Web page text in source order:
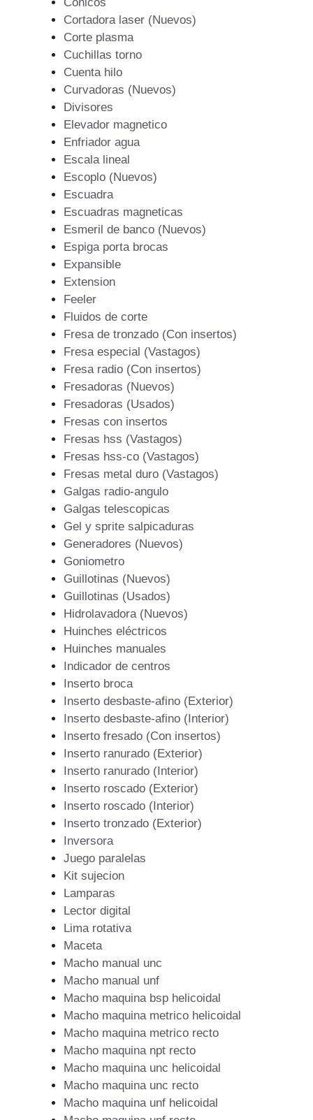
Cortadora laser (Nuevos)
Corte plasma
Cuchillas torno
Cuenta hilo
Curvadoras (Nuevos)
Divisores
Elevador magnetico
Enfriador agua
Escala lineal
Escoplo (Nuevos)
Escuadra
Escuadras magneticas
Esmeril de banco (Nuevos)
Espiga porta brocas
Expansible
Extension
Feeler
Fluidos de corte
Fresa de tronzado (Con insertos)
Fresa especial (Vastagos)
Fresa radio (Con insertos)
Fresadoras (Nuevos)
Fresadoras (Usados)
Fresas con insertos
Fresas hss (Vastagos)
Fresas hss-co (Vastagos)
Fresas metal duro (Vastagos)
Galgas radio-angulo
Galgas telescopicas
Gel y sprite salpicaduras
Generadores (Nuevos)
Goniometro
Guillotinas (Nuevos)
Guillotinas (Usados)
Hidrolavadora (Nuevos)
Huinches eléctricos
Huinches manuales
Indicador de centros
Inserto broca
Inserto desbaste-afino (Exterior)
Inserto desbaste-afino (Interior)
Inserto fresado (Con insertos)
Inserto ranurado (Exterior)
Inserto ranurado (Interior)
Inserto roscado (Exterior)
Inserto roscado (Interior)
Inserto tronzado (Exterior)
Inversora
Juego paralelas
Kit sujecion
Lamparas
Lector digital
Lima rotativa
Maceta
Macho manual unc
Macho manual unf
Macho maquina bsp helicoidal
Macho maquina metrico helicoidal
Macho maquina metrico recto
Macho maquina npt recto
Macho maquina unc helicoidal
Macho maquina unc recto
Macho maquina unf helicoidal